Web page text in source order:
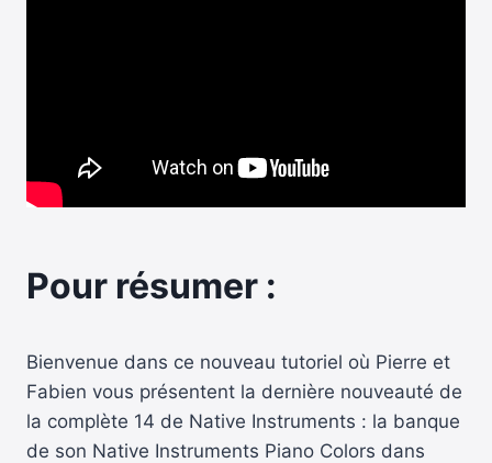
Pour résumer :
Bienvenue dans ce nouveau tutoriel où Pierre et
Fabien vous présentent la dernière nouveauté de
la complète 14 de Native Instruments : la banque
de son Native Instruments Piano Colors dans